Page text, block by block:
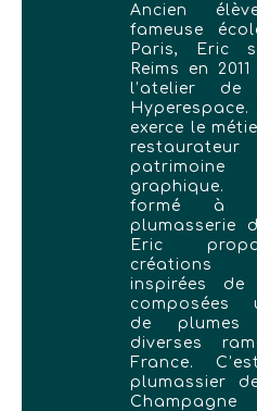
Ancien
fameuse
Paris, Eric
Reims en
l’atelier de
exerce le
graphique.
formé à
plumasserie
Eric
créations
inspirées
composées
de
diverses
France.
plumassier